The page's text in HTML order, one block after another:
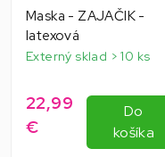
Maska - ZAJAČIK -
latexová
Externý sklad > 10 ks
22,99
€
Do
košíka